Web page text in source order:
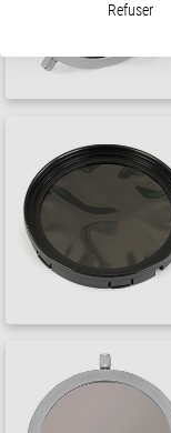
Refuser